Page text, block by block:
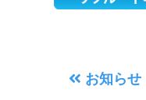
お知らせ